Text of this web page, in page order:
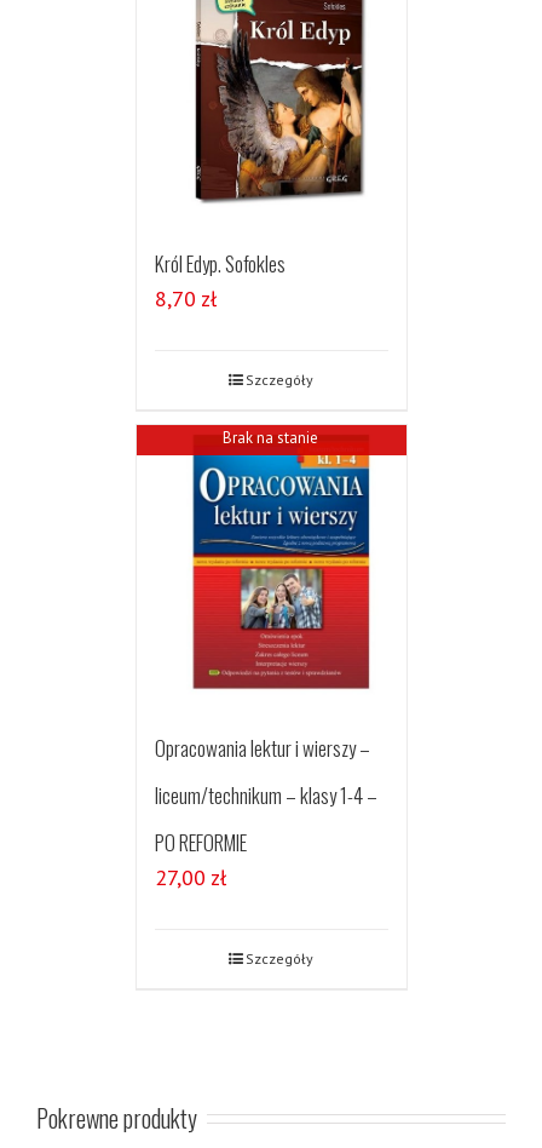
Król Edyp. Sofokles
8,70 zł
Szczegóły
Brak na stanie
Opracowania lektur i wierszy –
liceum/technikum – klasy 1-4 –
PO REFORMIE
27,00 zł
Szczegóły
Pokrewne produkty